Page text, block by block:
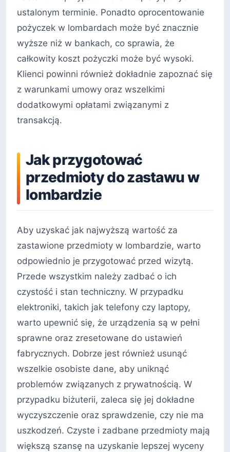
ustalonym terminie. Ponadto oprocentowanie
pożyczek w lombardach może być znacznie
wyższe niż w bankach, co sprawia, że
całkowity koszt pożyczki może być wysoki.
Klienci powinni również dokładnie zapoznać się
z warunkami umowy oraz wszelkimi
dodatkowymi opłatami związanymi z
transakcją.
Jak przygotować
przedmioty do zastawu w
lombardzie
Aby uzyskać jak najwyższą wartość za
zastawione przedmioty w lombardzie, warto
odpowiednio je przygotować przed wizytą.
Przede wszystkim należy zadbać o ich
czystość i stan techniczny. W przypadku
elektroniki, takich jak telefony czy laptopy,
warto upewnić się, że urządzenia są w pełni
sprawne oraz zresetowane do ustawień
fabrycznych. Dobrze jest również usunąć
wszelkie osobiste dane, aby uniknąć
problemów związanych z prywatnością. W
przypadku biżuterii, zaleca się jej dokładne
wyczyszczenie oraz sprawdzenie, czy nie ma
uszkodzeń. Czyste i zadbane przedmioty mają
większą szansę na uzyskanie lepszej wyceny